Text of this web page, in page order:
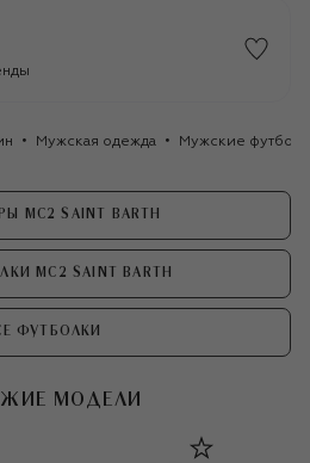
Мужская одежда Мужские
MC2 SAINT BARTH
MC2 SAINT BARTH
ФУТБОЛКИ
МОДЕЛИ